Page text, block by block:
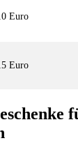
Euro
Euro